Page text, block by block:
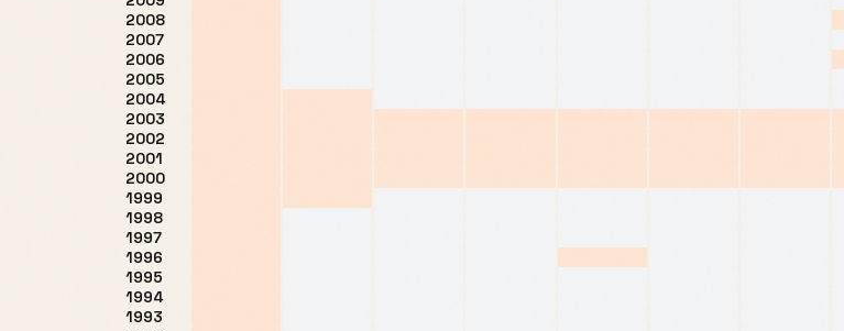
2008
2007
2006
2005
2004
2003
2002
2001
2000
1999
1998
1997
1996
1995
1994
1993